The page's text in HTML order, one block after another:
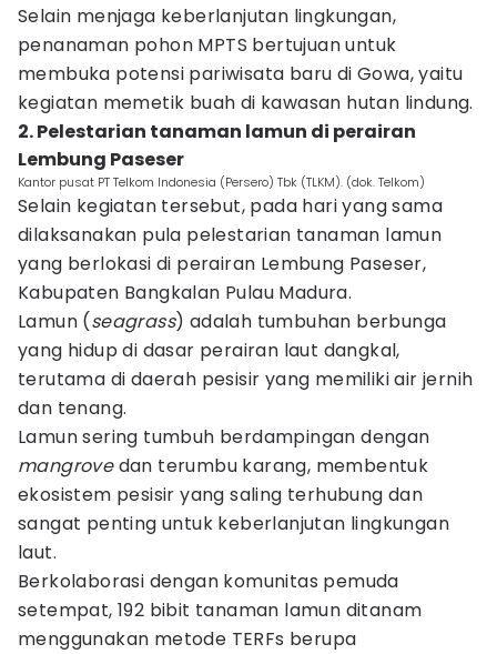
Selain menjaga keberlanjutan lingkungan,
penanaman pohon MPTS bertujuan untuk
membuka potensi pariwisata baru di Gowa, yaitu
kegiatan memetik buah di kawasan hutan lindung.
2. Pelestarian tanaman lamun di perairan
Lembung Paseser
Kantor pusat PT Telkom Indonesia (Persero) Tbk (TLKM). (dok. Telkom)
Selain kegiatan tersebut, pada hari yang sama
dilaksanakan pula pelestarian tanaman lamun
yang berlokasi di perairan Lembung Paseser,
Kabupaten Bangkalan Pulau Madura.
Lamun (seagrass) adalah tumbuhan berbunga
yang hidup di dasar perairan laut dangkal,
terutama di daerah pesisir yang memiliki air jernih
dan tenang.
Lamun sering tumbuh berdampingan dengan
mangrovedan terumbu karang, membentuk
ekosistem pesisir yang saling terhubung dan
sangat penting untuk keberlanjutan lingkungan
laut.
Berkolaborasi dengan komunitas pemuda
setempat, 192 bibit tanaman lamun ditanam
menggunakan metode TERFs berupa